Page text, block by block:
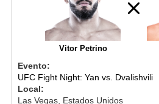
Vitor Petrino
Evento:
UFC Fight Night: Yan vs. Dvalishvili
Local:
Las Vegas, Estados Unidos